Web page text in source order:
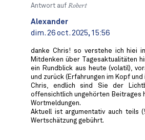
Antwort auf Robert
Alexander
dim. 26 oct. 2025, 15:56
danke Chris! so verstehe ich hiei
Mitdenken über Tagesaktualitäten
ein Rundblick aus heute (volatil),
und zurück (Erfahrungen im Kopf und
Chris, endlich sind Sie der
offensichtlich ungehörten Beitrages
Wortmeldungen.
Aktuell ist argumentativ auch teils
Wertschätzung gebührt.